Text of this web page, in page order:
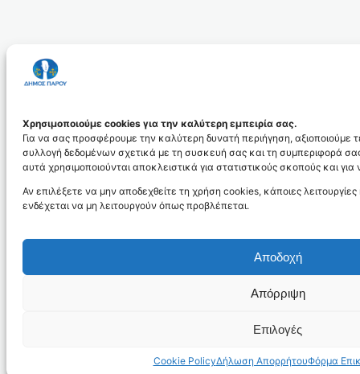
Χρησιμοποιούμε cookies για την καλύτερη εμπειρία σας.
Για να σας προσφέρουμε την καλύτερη δυνατή περιήγηση, αξιοποιούμε
συλλογή δεδομένων σχετικά με τη συσκευή σας και τη συμπεριφορά
αυτά χρησιμοποιούνται αποκλειστικά για στατιστικούς σκοπούς και
Αν επιλέξετε να μην αποδεχθείτε τη χρήση cookies, κάποιες
ενδέχεται να μη λειτουργούν όπως προβλέπεται.
Αποδοχή
Απόρριψη
Επιλογές
Cookie PolicyΔήλωση ΑπορρήτουΦόρμα